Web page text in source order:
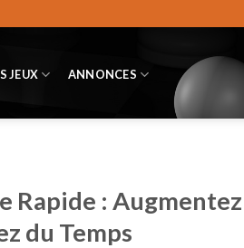
JEUX ANNONCES
Rapide :
du Temps